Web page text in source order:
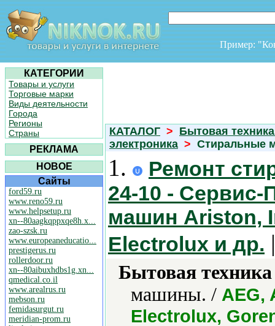
Пример:
КАТЕГОРИИ
Товары и услуги
Торговые марки
Виды деятельности
Города
Регионы
Страны
РЕКЛАМА
НОВОЕ
Сайты
ford59.ru
www.reno59.ru
www.helpsetup.ru
xn--80aagkqppxqe8h.x...
zao-szsk.ru
www.europeaneducatio...
prestigerus.ru
rollerdoor.ru
xn--80aibuxhdbs1g.xn...
qmedical.co.il
www.arealrus.ru
mebson.ru
femidasurgut.ru
meridian-prom.ru
КАТАЛОГ > Бытовая
электроника > Стиральные
1.
Ремонт
24-10 -
машин Ariston,
Electrolux и др.
Бытовая
машины. / AEG,
Electrolux,